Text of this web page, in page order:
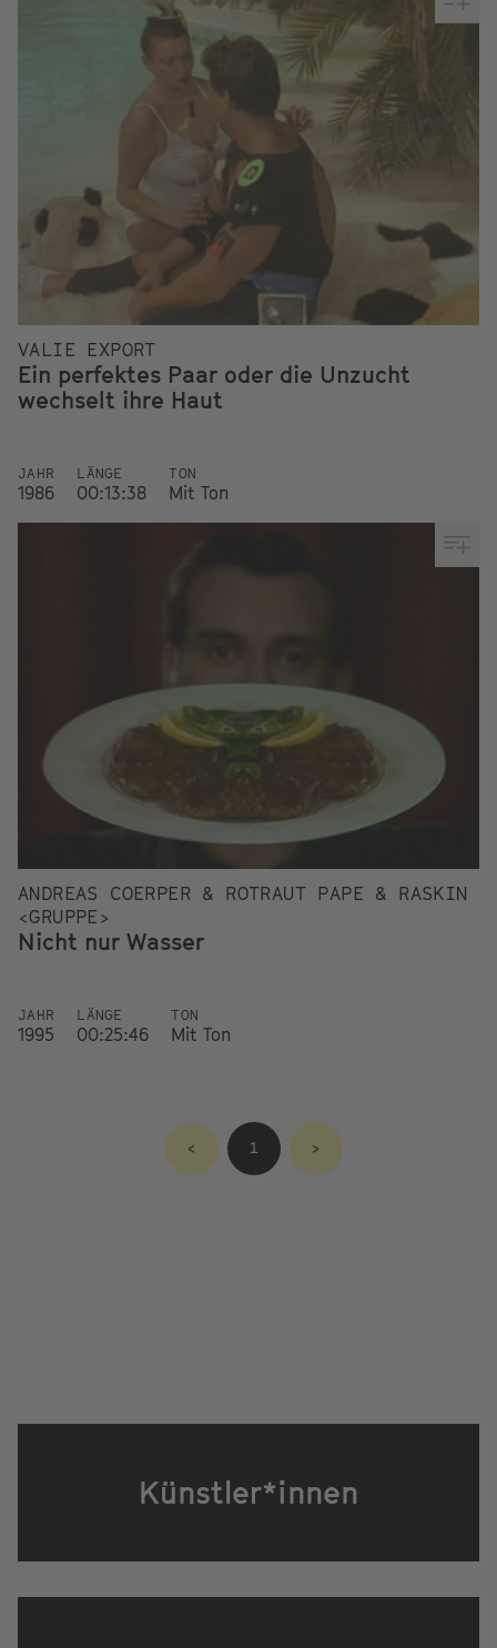
VALIE EXPORT
Ein perfektes Paar oder die Unzucht
wechselt ihre Haut
JAHR
1986
LÄNGE
00:13:38
TON
Mit Ton
ANDREAS COERPER & ROTRAUT PAPE & RASKIN
<GRUPPE>
Nicht nur Wasser
JAHR
1995
LÄNGE
00:25:46
TON
Mit Ton
< 1 >
Künstler*innen